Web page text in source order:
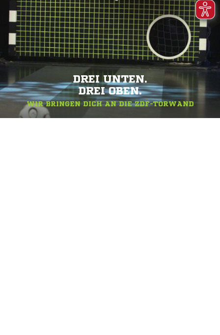
DREI UNTEN.
DREI OBEN.
WIR BRINGEN DICH AN DIE ZDF-TORWAND